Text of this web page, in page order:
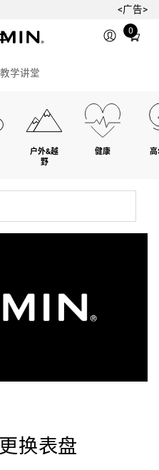
<广告>
0
Total
items
学讲堂
户外&越
野
健康 高
换表盘